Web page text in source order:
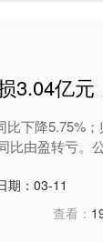
3.04亿
下降5.75%
比由盈转亏。
期：03-11
查看：